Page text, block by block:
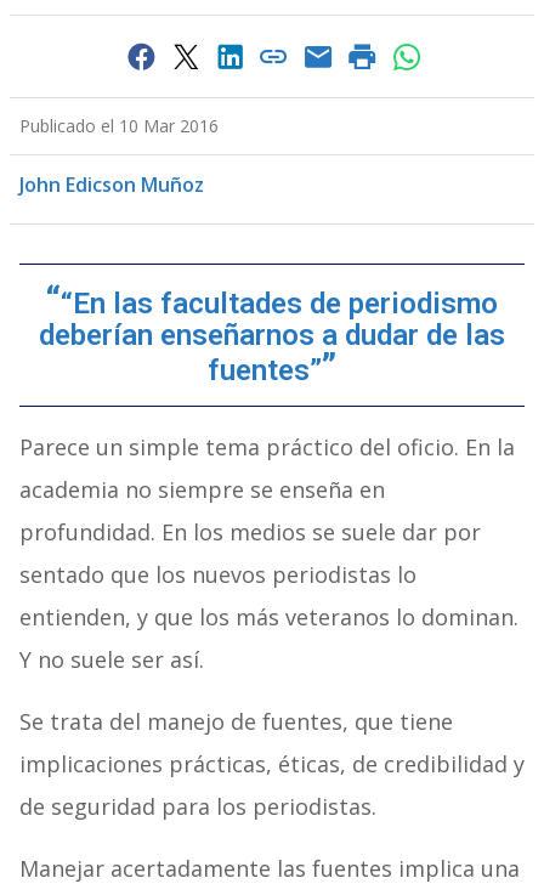
Publicado el 10 Mar 2016
John Edicson Muñoz
“En las facultades de periodismo
deberían enseñarnos a dudar de las
fuentes”
Parece un simple tema práctico del oficio. En la
academia no siempre se enseña en
profundidad. En los medios se suele dar por
sentado que los nuevos periodistas lo
entienden, y que los más veteranos lo dominan.
Y no suele ser así.
Se trata del manejo de fuentes, que tiene
implicaciones prácticas, éticas, de credibilidad y
de seguridad para los periodistas.
Manejar acertadamente las fuentes implica una